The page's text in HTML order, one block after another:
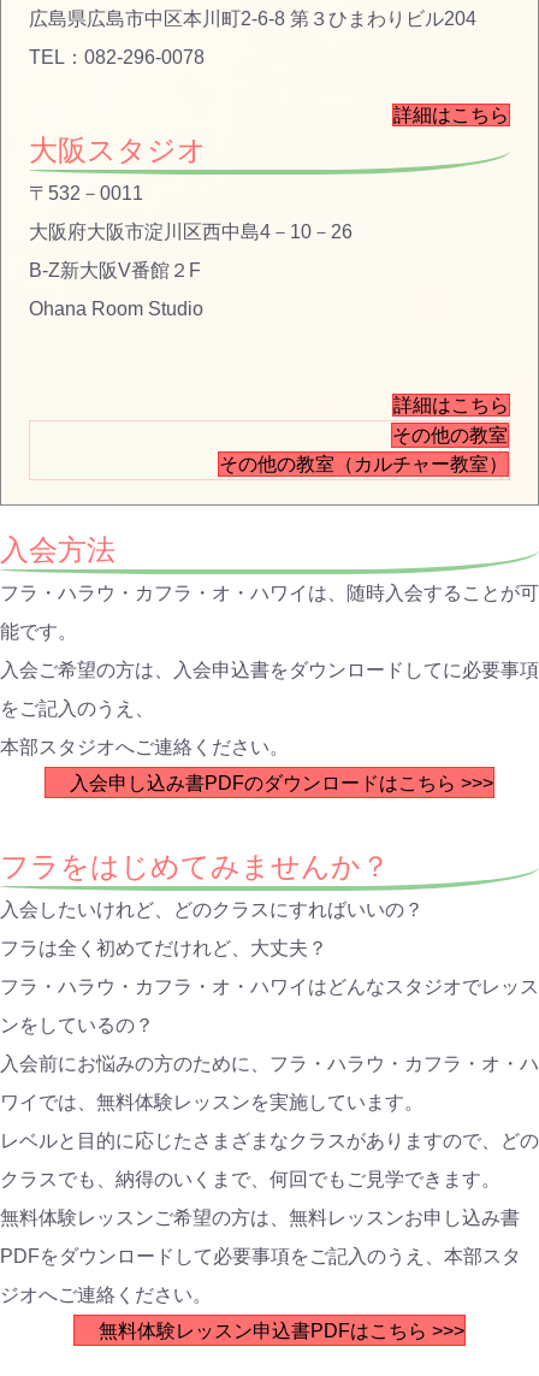
広島県広島市中区本川町2-6-8 第３ひまわりビル204
TEL：082-296-0078
詳細はこちら
大阪スタジオ
〒532－0011
大阪府大阪市淀川区西中島4－10－26
B-Z新大阪V番館２F
Ohana Room Studio
詳細はこちら
その他の教室
その他の教室（カルチャー教室）
入会方法
フラ・ハラウ・カフラ・オ・ハワイは、随時入会することが可
能です。
入会ご希望の方は、入会申込書をダウンロードしてに必要事項
をご記入のうえ、
本部スタジオへご連絡ください。
入会申し込み書PDFのダウンロードはこちら >>>
フラをはじめてみませんか？
入会したいけれど、どのクラスにすればいいの？
フラは全く初めてだけれど、大丈夫？
フラ・ハラウ・カフラ・オ・ハワイはどんなスタジオでレッス
ンをしているの？
入会前にお悩みの方のために、フラ・ハラウ・カフラ・オ・ハ
ワイでは、無料体験レッスンを実施しています。
レベルと目的に応じたさまざまなクラスがありますので、どの
クラスでも、納得のいくまで、何回でもご見学できます。
無料体験レッスンご希望の方は、無料レッスンお申し込み書
PDFをダウンロードして必要事項をご記入のうえ、本部スタ
ジオへご連絡ください。
無料体験レッスン申込書PDFはこちら >>>